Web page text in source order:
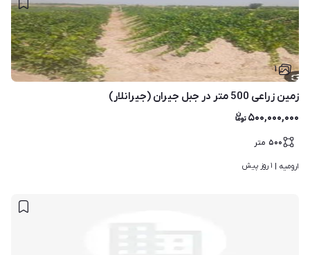
۱
زمین زراعی 500 متر در جبل جیران (جیرانلار)
۵۰۰,۰۰۰,۰۰۰
۵۰۰ متر
ارومیه | ۱ روز پیش